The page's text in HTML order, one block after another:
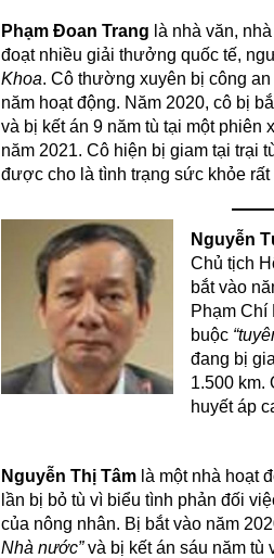
Phạm Đoan Trang là nhà văn,
đoạt nhiều giải thưởng quốc tế,
Khoa. Cô thường xuyên bị công
năm hoạt động. Năm 2020, cô bị
và bị kết án 9 năm tù tại một
năm 2021. Cô hiện bị giam tại trại
được cho là tình trạng sức khỏe rất
Nguyễn
Chủ tịch
bắt vào
Phạm Chí
buộc
đang bị
1.500 km.
huyết áp
Nguyễn Thị Tâm là một nhà hoạt
lần bị bỏ tù vì biểu tình phản đối
của nông nhân. Bị bắt vào năm
Nhà nước”và bị kết án sáu năm tù